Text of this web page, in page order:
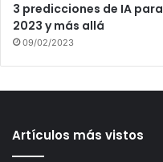
3 predicciones de IA para
2023 y más allá
09/02/2023
Artículos más vistos